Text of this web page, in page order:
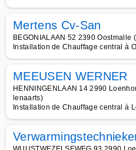
Mertens Cv-San
BEGONIALAAN 52 2390
Installation de Chauffage central à
MEEUSEN WERNER
HENNINGENLAAN 14 2990
lenaarts)
Installation de Chauffage central à